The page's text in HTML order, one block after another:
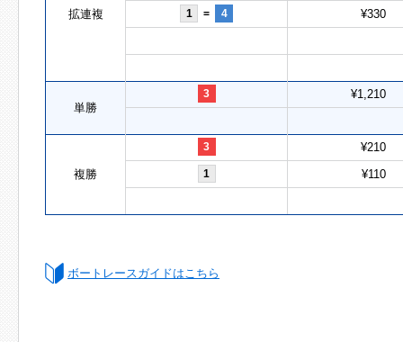
拡連複 1 = 4 ¥330
単勝
3 ¥1,210
複勝
3 ¥210
1 ¥110
ボートレースガイドはこちら